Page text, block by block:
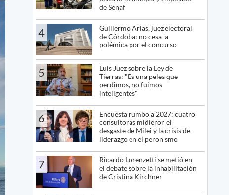
de Senaf
4
Guillermo Arias, juez electoral
de Córdoba: no cesa la
polémica por el concurso
5
Luis Juez sobre la Ley de
Tierras: "Es una pelea que
perdimos, no fuimos
inteligentes"
6
Encuesta rumbo a 2027: cuatro
consultoras midieron el
desgaste de Milei y la crisis de
liderazgo en el peronismo
7
Ricardo Lorenzetti se metió en
el debate sobre la inhabilitación
de Cristina Kirchner